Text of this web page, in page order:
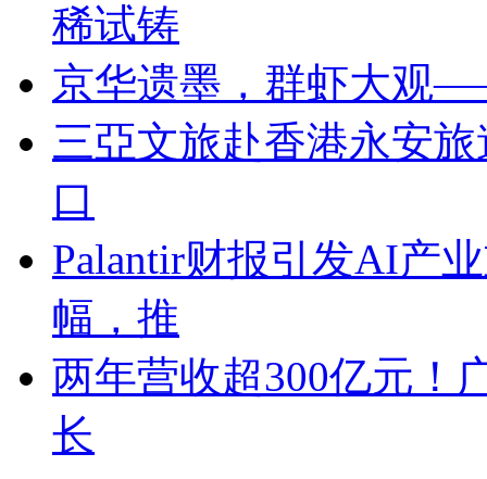
稀试铸
京华遗墨，群虾大观
三亞文旅赴香港永安
口
Palantir财报引发AI产
幅，推
两年营收超300亿元！
长